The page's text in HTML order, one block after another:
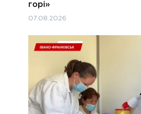
горі»
07.08.2026